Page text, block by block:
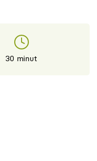
30 minut